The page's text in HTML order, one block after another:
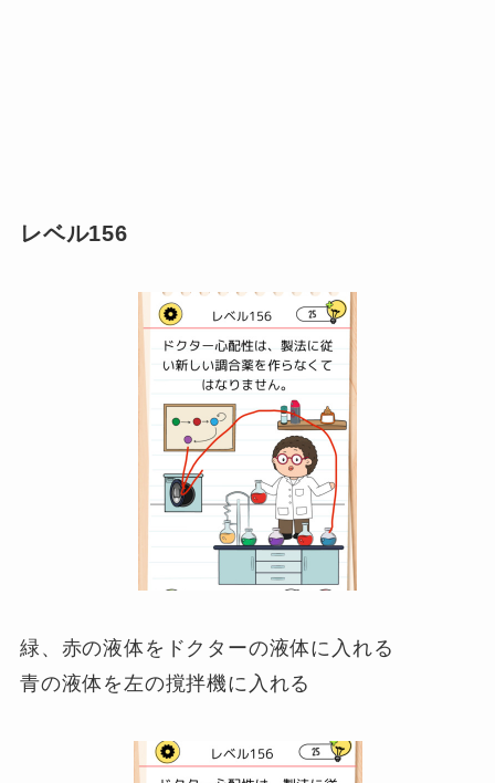
レベル156
緑、赤の液体をドクターの液体に入れる
青の液体を左の撹拌機に入れる